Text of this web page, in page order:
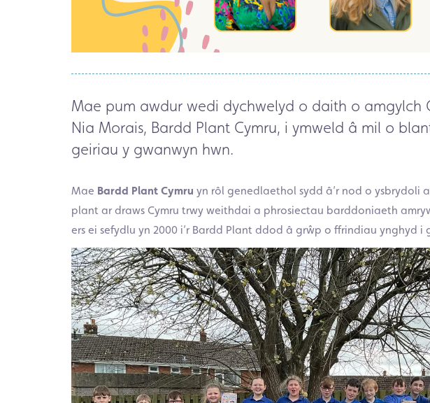
Mae pum awdur wedi dychwelyd o daith o amgylch
Nia Morais, Bardd Plant Cymru, i ymweld â mil o
geiriau y gwanwyn hwn.
Mae Bardd Plant Cymru yn rôl genedlaethol sydd â’r nod o ysbrydoli
plant ar draws Cymru trwy weithdai a phrosiectau barddoniaeth
ers ei sefydlu yn 2000 i’r Bardd Plant ddod â grŵp o ffrindiau ynghyd